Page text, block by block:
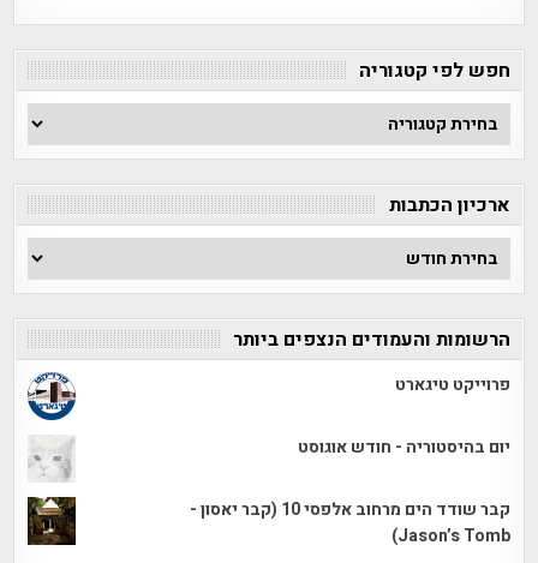
חפש לפי קטגוריה
חפש
לפי
ארכיון הכתבות
ארכיון
הכתבות
הרשומות והעמודים הנצפים ביותר
פרוייקט טיגארט
יום בהיסטוריה - חודש אוגוסט
קבר שודד הים מרחוב אלפסי 10 (קבר יאסון -
Jason’s Tomb)